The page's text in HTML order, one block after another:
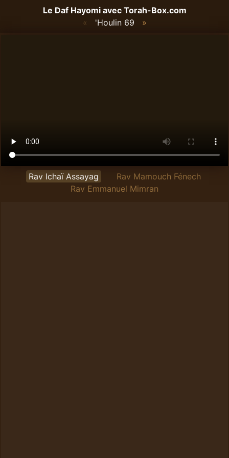
Le Daf Hayomi avec Torah-Box.com
« 'Houlin 69 »
Rav Ichaï Assayag
Rav Mamouch Fénech
Rav Emmanuel Mimran